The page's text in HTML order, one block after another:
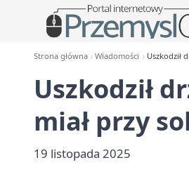
Strona główna Wiadomości Uszkodził
Uszkodził
miał przy
19 listopada 2025